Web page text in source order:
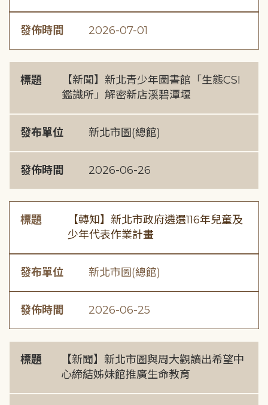
發佈時間 2026-07-01
標題
【新聞】新北青少年圖書館「生態CSI
鑑識所」解密新店溪碧潭堰
發布單位 新北市圖(總館)
發佈時間 2026-06-26
標題
【轉知】新北市政府遴選116年兒童及
少年代表作業計畫
發布單位 新北市圖(總館)
發佈時間 2026-06-25
標題
【新聞】新北市圖與周大觀讀出希望中
心締結姊妹館推廣生命教育